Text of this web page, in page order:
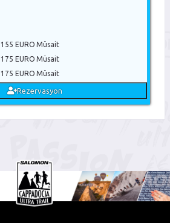
155 EURO Müsait
175 EURO Müsait
175 EURO Müsait
Rezervasyon